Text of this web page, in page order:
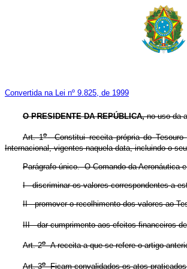
Convertida na Lei nº 9.825, de 1999
O PRESIDENTE DA REPÚBLICA,no uso da
Art. 1oConstitui receita própria do Tesouro
Internacional, vigentes naquela data, incluindo o
Parágrafo único. O Comando da Aeronáutica
I - discriminar os valores correspondentes a
II - promover o recolhimento dos valores ao
III - dar cumprimento aos efeitos financeiros
Art. 2oA receita a que se refere o artigo
Art. 3oFicam convalidados os atos